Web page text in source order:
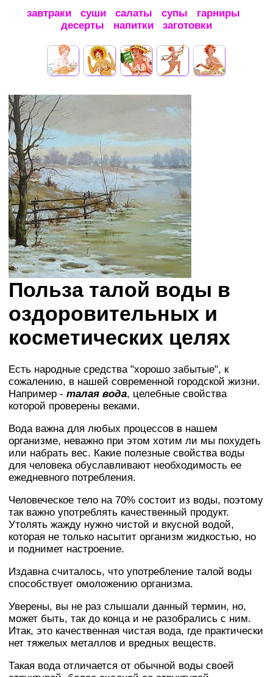
завтраки суши салаты супы
гарниры
десерты
напитки заготовки
Польза талой воды в
оздоровительных и
косметических целях
Есть народные средства "хорошо забытые", к
сожалению, в нашей современной городской жизни.
Например - талая вода, целебные свойства
которой проверены веками.
Вода важна для любых процессов в нашем
организме, неважно при этом хотим ли мы похудеть
или набрать вес. Какие полезные свойства воды
для человека обуславливают необходимость ее
ежедневного потребления.
Человеческое тело на 70% состоит из воды, поэтому
так важно употреблять качественный продукт.
Утолять жажду нужно чистой и вкусной водой,
которая не только насытит организм жидкостью, но
и поднимет настроение.
Издавна считалось, что употребление талой воды
способствует омоложению организма.
Уверены, вы не раз слышали данный термин, но,
может быть, так до конца и не разобрались с ним.
Итак, это качественная чистая вода, где практически
нет тяжелых металлов и вредных веществ.
Такая вода отличается от обычной воды своей